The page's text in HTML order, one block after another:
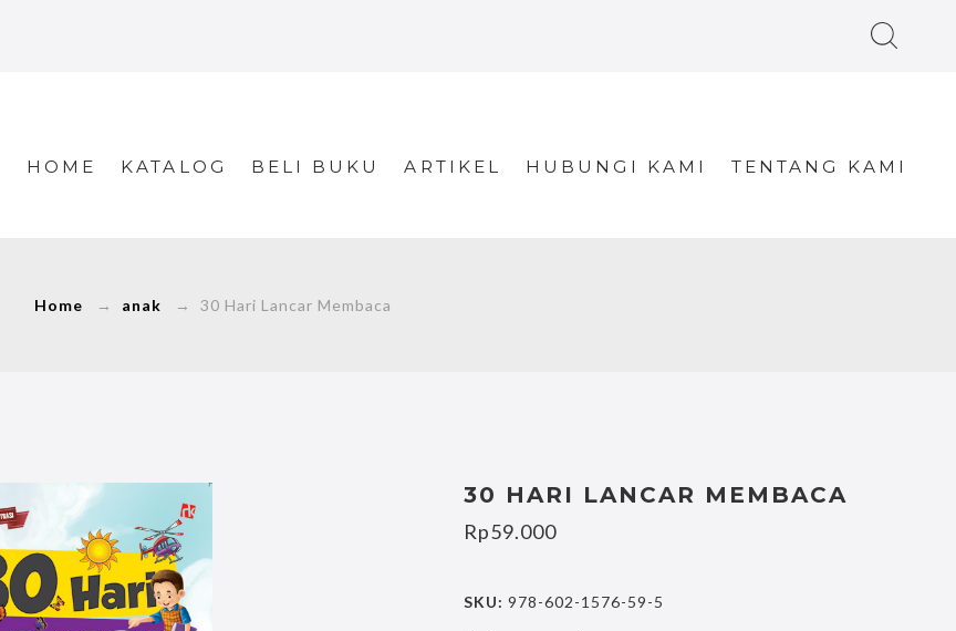
HOME KATALOG BELI BUKU ARTIKEL HUBUNGI KAMI TENTANG KAMI
Home → anak → 30 Hari Lancar Membaca
30 HARI LANCAR MEMBACA
Rp59.000
SKU:978-602-1576-59-5